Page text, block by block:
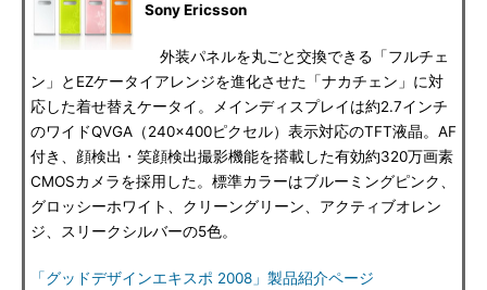
Sony Ericsson
外装パネルを丸ごと交換できる「フルチェ
ン」とEZケータイアレンジを進化させた「ナカチェン」に対
応した着せ替えケータイ。メインディスプレイは約2.7インチ
のワイドQVGA（240×400ピクセル）表示対応のTFT液晶。AF
付き、顔検出・笑顔検出撮影機能を搭載した有効約320万画素
CMOSカメラを採用した。標準カラーはブルーミングピンク、
グロッシーホワイト、クリーングリーン、アクティブオレン
ジ、スリークシルバーの5色。
「グッドデザインエキスポ 2008」製品紹介ページ